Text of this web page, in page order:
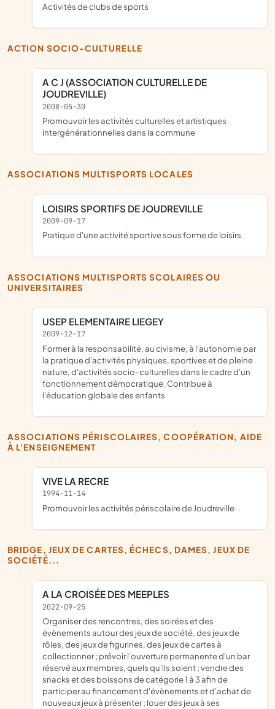
Activités de clubs de sports
ACTION SOCIO-CULTURELLE
A C J (ASSOCIATION CULTURELLE DE
JOUDREVILLE)
2008-05-30
promouvoir les activités culturelles et artistiques
intergénérationnelles dans la commune
ASSOCIATIONS MULTISPORTS LOCALES
LOISIRS SPORTIFS DE JOUDREVILLE
2009-09-17
pratique d'une activité sportive sous forme de loisirs
ASSOCIATIONS MULTISPORTS SCOLAIRES OU
UNIVERSITAIRES
USEP ELEMENTAIRE LIEGEY
2009-12-17
former à la responsabilité, au civisme, à l'autonomie par
la pratique d'activités physiques, sportives et de pleine
nature, d'activités socio-culturelles dans le cadre d'un
fonctionnement démocratique. Contribue à
l'éducation globale des enfants
ASSOCIATIONS PÉRISCOLAIRES, COOPÉRATION, AIDE
À L'ENSEIGNEMENT
VIVE LA RECRE
1994-11-14
promouvoir les activités périscolaire de Joudreville
BRIDGE, JEUX DE CARTES, ÉCHECS, DAMES, JEUX DE
SOCIÉTÉ...
A LA CROISÉE DES MEEPLES
2022-09-25
organiser des rencontres, des soirées et des
évènements autour des jeux de société, des jeux de
rôles, des jeux de figurines, des jeux de cartes à
collectionner ; prévoir l'ouverture permanente d'un bar
réservé aux membres, quels qu'ils soient ; vendre des
snacks et des boissons de catégorie 1 à 3 afin de
participer au financement d'évènements et d'achat de
nouveaux jeux à présenter ; louer des jeux à ses